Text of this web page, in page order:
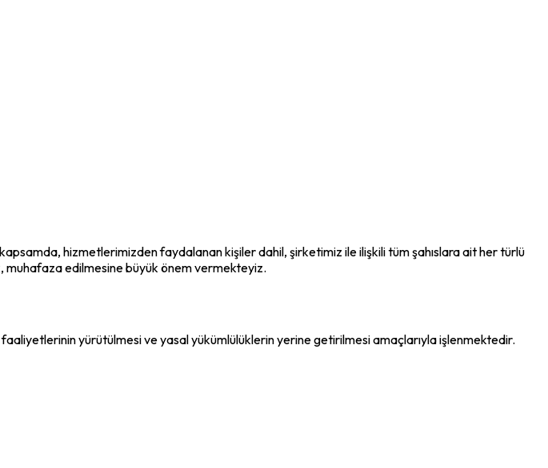
hizmetlerimizden faydalanan kişiler dahil, şirketimiz ile ilişkili tüm şahıslara ait her türlü
muhafaza edilmesine büyük önem vermekteyiz.
yürütülmesi ve yasal yükümlülüklerin yerine getirilmesi amaçlarıyla işlenmektedir.